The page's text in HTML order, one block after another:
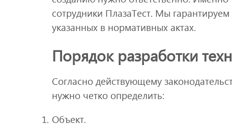
сотрудники ПлазаТест. Мы
указанных в нормативных актах.
Порядок разработки
Согласно действующему
нужно четко определить:
Объект.